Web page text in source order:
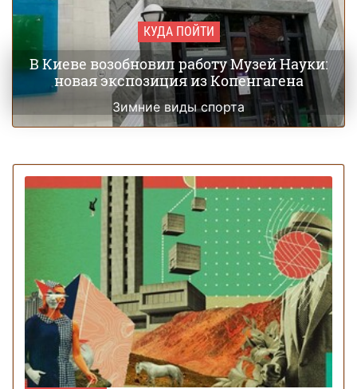
КУДА ПОЙТИ
В Киеве возобновил работу Музей Науки:
новая экспозиция из Копенгагена
Зимние виды спорта